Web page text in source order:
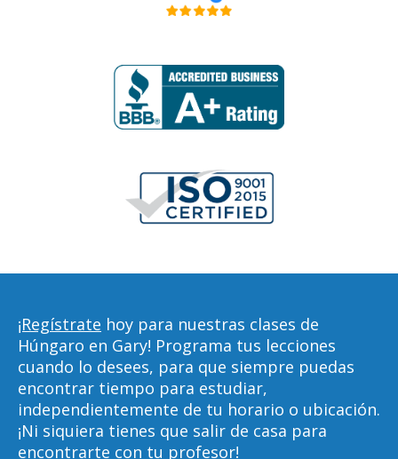
¡Regístrate hoy para nuestras clases de
Húngaro en Gary! Programa tus lecciones
cuando lo desees, para que siempre puedas
encontrar tiempo para estudiar,
independientemente de tu horario o ubicación.
¡Ni siquiera tienes que salir de casa para
encontrarte con tu profesor!